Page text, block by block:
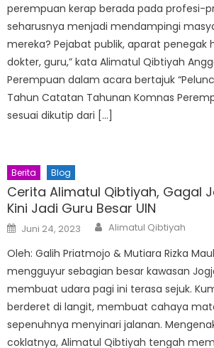
perempuan kerap berada pada profesi-
seharusnya menjadi mendampingi
mereka? Pejabat publik, aparat penegak
dokter, guru,” kata Alimatul Qibtiyah
Perempuan dalam acara bertajuk
Tahun Catatan Tahunan Komnas
sesuai dikutip dari […]
Berita Blog
Cerita Alimatul Qibtiyah, Gagal
Kini Jadi Guru Besar UIN
Posted
on
Juni 24, 2023 Author
Alimatul Qibtiyah
Oleh: Galih Priatmojo & Mutiara Rizka
mengguyur sebagian besar kawasan
membuat udara pagi ini terasa sejuk.
berderet di langit, membuat cahaya
sepenuhnya menyinari jalanan.
coklatnya, Alimatul Qibtiyah tengah